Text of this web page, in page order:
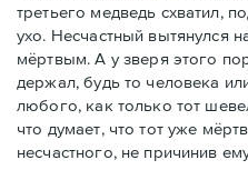
третьего медведь схватил,
ухо. Несчастный вытянулся
мёртвым. А у зверя этого
держал, будь то человека
любого, как только тот
что думает, что тот уже
несчастного, не причинив